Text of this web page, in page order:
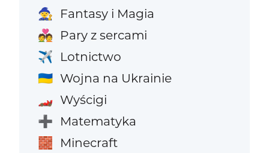
🧙 Fantasy i Magia
💑 Pary z sercami
✈️ Lotnictwo
🇺🇦 Wojna na Ukrainie
🏎️ Wyścigi
➕ Matematyka
🧱 Minecraft